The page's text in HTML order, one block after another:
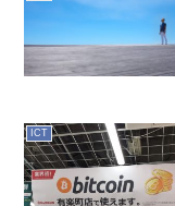
ICT